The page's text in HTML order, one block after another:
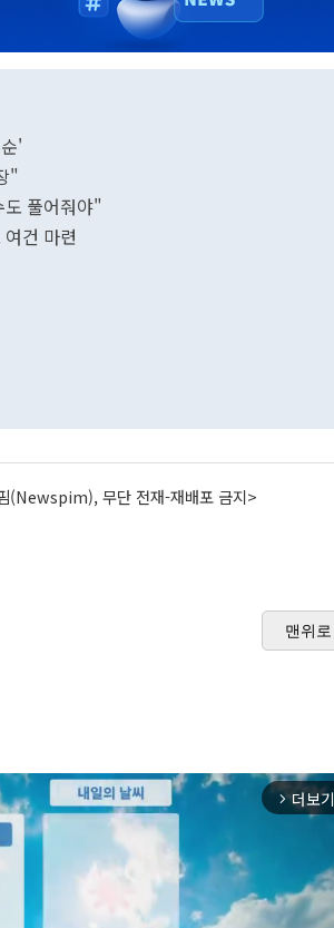
'
"
풀어줘야"
건 마련
(Newspim), 무단 전재-재배포 금지>
맨위로
arrow_forward_ios 더보기